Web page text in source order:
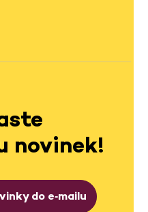
novinek!
do e‑mailu